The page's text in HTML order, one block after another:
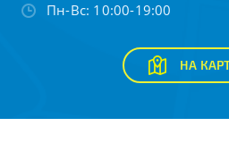
Пн-Вс: 10:00-19:00
НА